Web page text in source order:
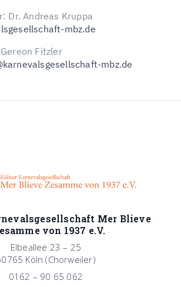
Dr. Andreas Kruppa
mbz.de
Fitzler
mbz.de
Mer Blieve
von 1937 e.V.
Elbeallee 23 – 25
Köln (Chorweiler)
0162 – 90 65 062